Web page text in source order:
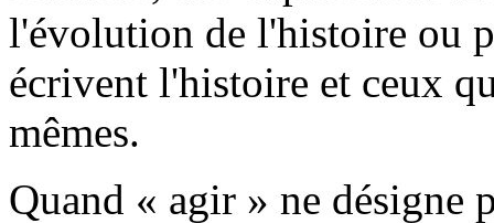
l'évolution de l'histoire ou
écrivent l'histoire et ceux
mêmes.
Quand « agir » ne désigne